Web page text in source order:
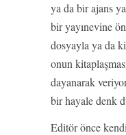
ya da bir ajans
bir yayınevine
dosyayla ya da
onun
dayanarak
bir hayale denk
Editör önce